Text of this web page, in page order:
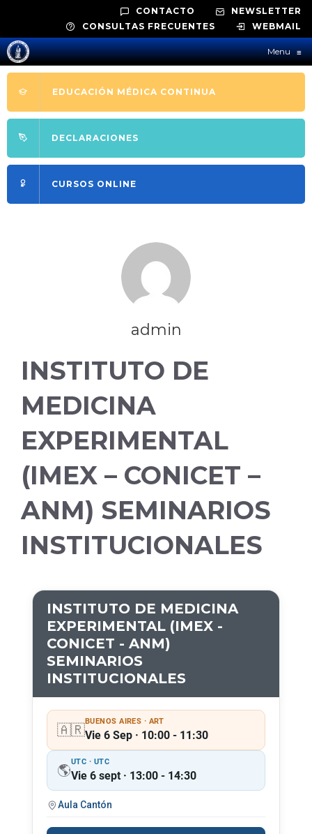
CONTACTO
NEWSLETTER
CONSULTAS FRECUENTES
WEBMAIL
Menu≡
EDUCACIÓN MÉDICA CONTINUA
DECLARACIONES
CURSOS ONLINE
admin
INSTITUTO DE
MEDICINA
EXPERIMENTAL
(IMEX – CONICET –
ANM) SEMINARIOS
INSTITUCIONALES
INSTITUTO DE MEDICINA
EXPERIMENTAL (IMEX -
CONICET - ANM)
SEMINARIOS
INSTITUCIONALES
🇦🇷
BUENOS AIRES · ART
Vie 6 Sep · 10:00 - 11:30
🌎
UTC · UTC
Vie 6 sept · 13:00 - 14:30
Aula Cantón